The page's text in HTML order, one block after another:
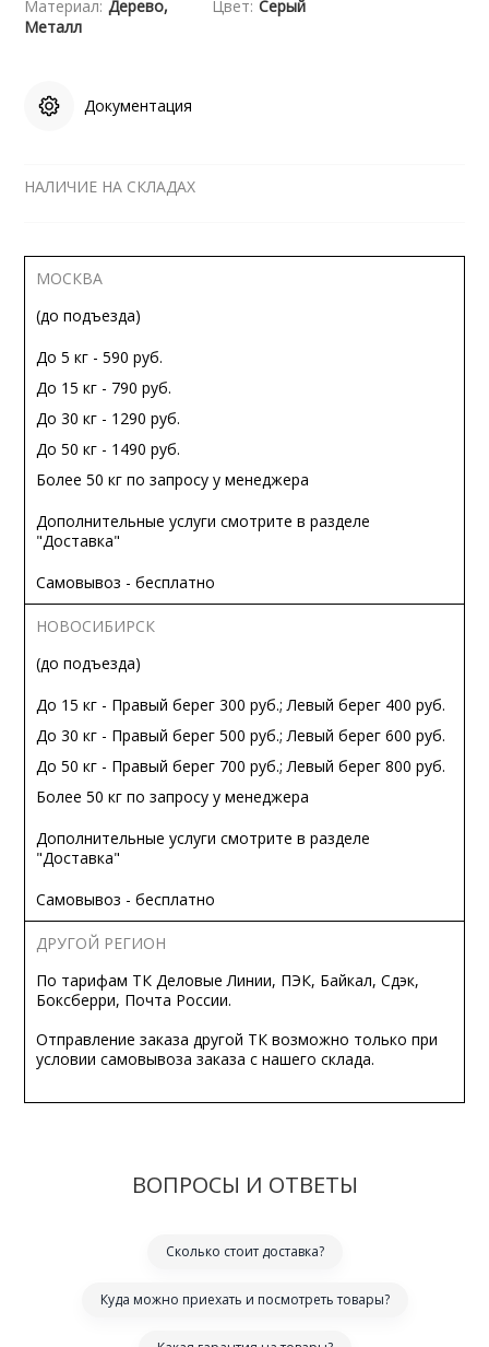
Материал: Дерево,
Металл
Цвет: Серый
Документация
НАЛИЧИЕ НА СКЛАДАХ
МОСКВА
(до подъезда)
До 5 кг - 590 руб.
До 15 кг - 790 руб.
До 30 кг - 1290 руб.
До 50 кг - 1490 руб.
Более 50 кг по запросу у менеджера
Дополнительные услуги смотрите в разделе
"Доставка"
Самовывоз - бесплатно
НОВОСИБИРСК
(до подъезда)
До 15 кг - Правый берег 300 руб.; Левый берег 400 руб.
До 30 кг - Правый берег 500 руб.; Левый берег 600 руб.
До 50 кг - Правый берег 700 руб.; Левый берег 800 руб.
Более 50 кг по запросу у менеджера
Дополнительные услуги смотрите в разделе
"Доставка"
Самовывоз - бесплатно
ДРУГОЙ РЕГИОН
По тарифам ТК Деловые Линии, ПЭК, Байкал, Сдэк,
Боксберри, Почта России.
Отправление заказа другой ТК возможно только при
условии самовывоза заказа с нашего склада.
ВОПРОСЫ И ОТВЕТЫ
Сколько стоит доставка?
Куда можно приехать и посмотреть товары?